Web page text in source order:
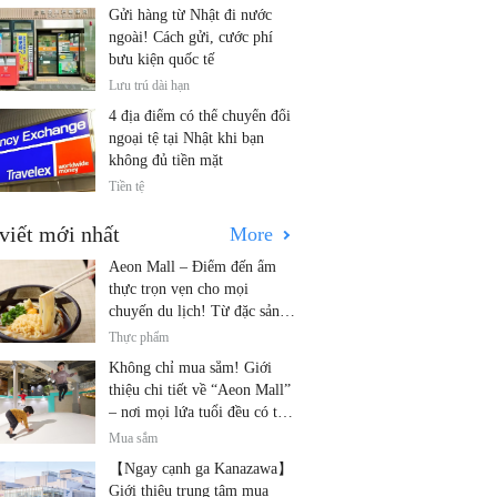
Gửi hàng từ Nhật đi nước
ngoài! Cách gửi, cước phí
bưu kiện quốc tế
Lưu trú dài hạn
4 địa điểm có thể chuyển đổi
ngoại tệ tại Nhật khi bạn
không đủ tiền mặt
Tiền tệ
mới nhất More
Aeon Mall – Điểm đến ẩm
thực trọn vẹn cho mọi
chuyến du lịch! Từ đặc sản
địa phương đến nhà hàng nổi
Thực phẩm
Không chỉ mua sắm! Giới
thiệu chi tiết về “Aeon Mall”
– nơi mọi lứa tuổi đều có thể
vui chơi! Các hoạt động mới
cho gia đình.
Mua sắm
【Ngay cạnh ga Kanazawa】
Giới thiệu trung tâm mua